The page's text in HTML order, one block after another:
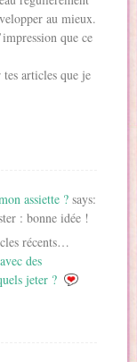
au mieux.
que ce
articles que je
assiette ? says:
: bonne idée !
récents…
des
jeter ?